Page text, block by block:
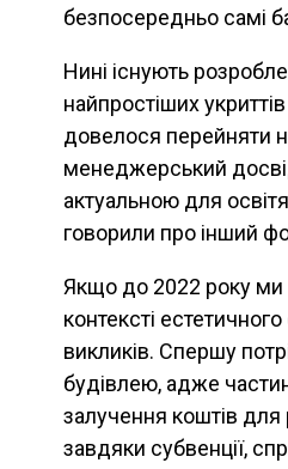
безпосередньо самі
Нині існують
найпростіших
довелося перейняти
менеджерський
актуальною для
говорили про інший
Якщо до 2022 року ми
контексті
викликів. Спершу
будівлею, адже
залучення коштів
завдяки субвенції,